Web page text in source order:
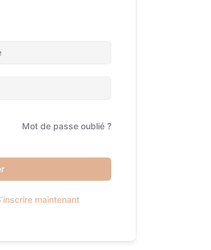
Mot de passe oublié ?
maintenant